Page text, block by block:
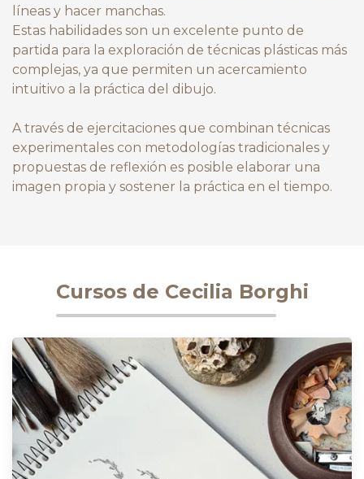
líneas y hacer manchas.
Estas habilidades son un excelente punto de
partida para la exploración de técnicas plásticas más
complejas, ya que permiten un acercamiento
intuitivo a la práctica del dibujo.
A través de ejercitaciones que combinan técnicas
experimentales con metodologías tradicionales y
propuestas de reflexión es posible elaborar una
imagen propia y sostener la práctica en el tiempo.
Cursos de Cecilia Borghi